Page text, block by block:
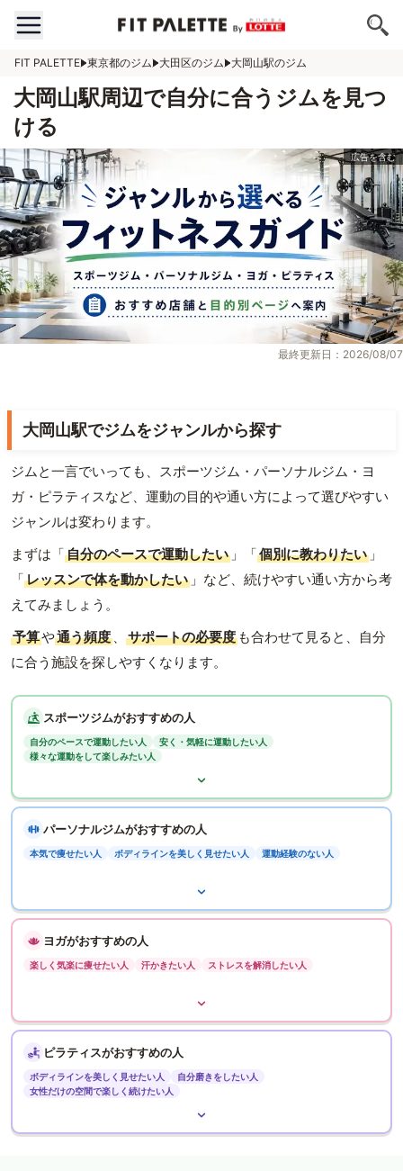
FIT PALETTE 東京都のジム 大田区のジム 大岡山駅のジム
大岡山駅周辺で自分に合うジムを見つ
ける
最終更新日：2026/08/07
大岡山駅でジムをジャンルから探す
ジムと一言でいっても、スポーツジム・パーソナルジム・ヨ
ガ・ピラティスなど、運動の目的や通い方によって選びやすい
ジャンルは変わります。
まずは「自分のペースで運動したい 」「個別に教わりたい 」
「レッスンで体を動かしたい 」など、続けやすい通い方から考
えてみましょう。
予算や通う頻度 、 サポートの必要度 も合わせて見ると、自分
に合う施設を探しやすくなります。
スポーツジムがおすすめの人
自分のペースで運動したい人
安く・気軽に運動したい人
様々な運動をして楽しみたい人
パーソナルジムがおすすめの人
本気で痩せたい人 ボディラインを美しく見せたい人 運動経験のない人
ヨガがおすすめの人
楽しく気楽に痩せたい人 汗かきたい人 ストレスを解消したい人
ピラティスがおすすめの人
ボディラインを美しく見せたい人
自分磨きをしたい人
女性だけの空間で楽しく続けたい人